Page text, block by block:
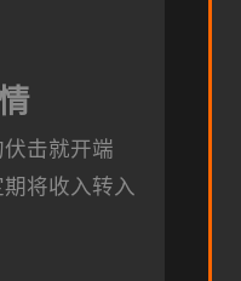
击就开端
将收入转入